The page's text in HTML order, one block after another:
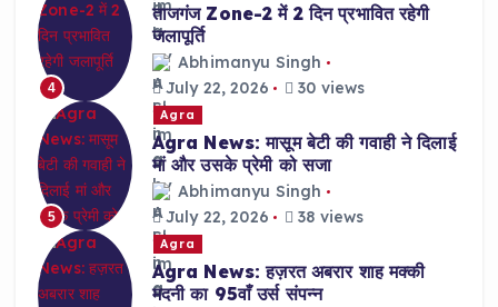
4
ताजगंज Zone-2 में 2 दिन प्रभावित रहेगी
जलापूर्ति
Abhimanyu Singh
July 22, 2026
30 views
5
Agra
Agra News: मासूम बेटी की गवाही ने दिलाई
मां और उसके प्रेमी को सजा
Abhimanyu Singh
July 22, 2026
38 views
Agra
Agra News: हज़रत अबरार शाह मक्की
मदनी का 95वाँ उर्स संपन्न